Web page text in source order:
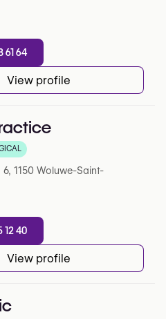
61 64
View profile
sur Google
1150 Woluwe-Saint-
12 40
View profile